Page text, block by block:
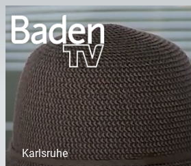
Karlsruhe